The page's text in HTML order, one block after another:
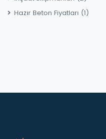
Hazır Beton Fiyatları (1)